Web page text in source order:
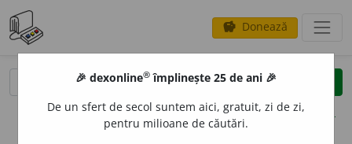
savings Donează
clear
opțiuni
🎉 dexonline® împlinește 25 de ani 🎉
De un sfert de secol suntem aici, gratuit, zi de zi,
pentru milioane de căutări.